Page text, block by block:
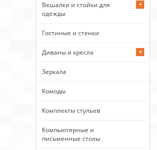
Вешалки и стойки для
одежды
Гостиные и стенки
Диваны и кресла
Зеркала
Комоды
Комплекты стульев
Компьютерные и
письменные столы